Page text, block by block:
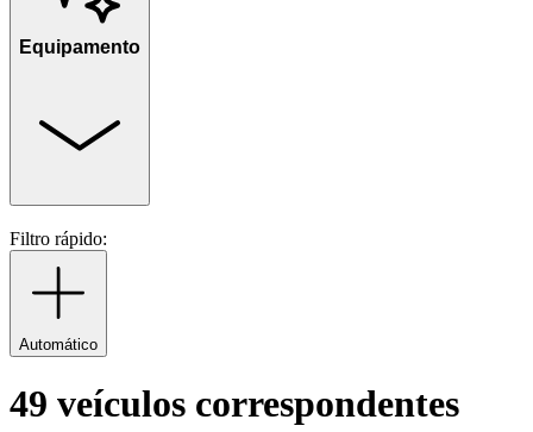
Equipamento
Filtro rápido:
Automático
49 veículos correspondentes